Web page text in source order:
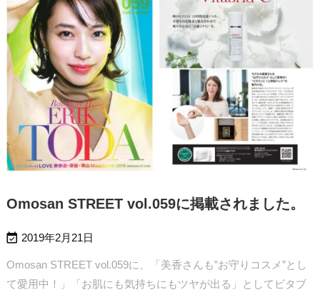
Omosan STREET vol.059に掲載されました。
 2019年2月21日
Omosan STREET vol.059に、「美香さんも”お守りコスメ”とし
て愛用中！」「お肌にも気持ちにもツヤが出る」としてビタブ